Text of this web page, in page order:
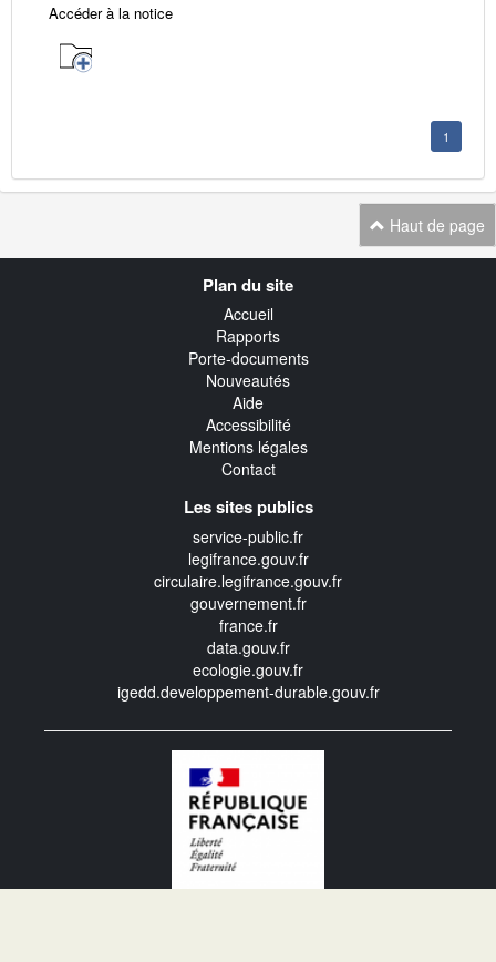
Accéder à la notice
1
Haut de page
Plan du site
Accueil
Rapports
Porte-documents
Nouveautés
Aide
Accessibilité
Mentions légales
Contact
Les sites publics
service-public.fr
legifrance.gouv.fr
circulaire.legifrance.gouv.fr
gouvernement.fr
france.fr
data.gouv.fr
ecologie.gouv.fr
igedd.developpement-durable.gouv.fr